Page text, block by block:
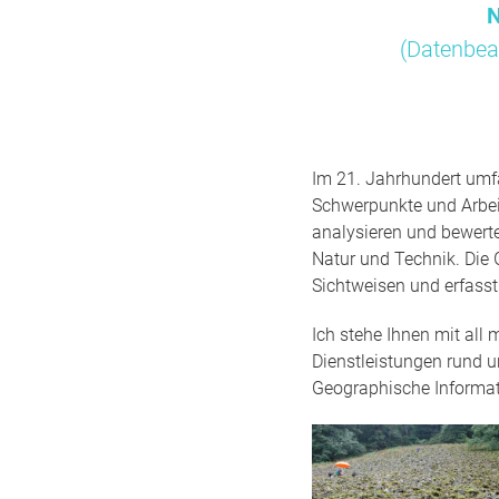
Im 21. Jahrhundert
Schwerpunkte und
analysieren und
Natur und Technik.
Sichtweisen und
Ich stehe Ihnen mit all
Dienstleistungen rund
Geographische